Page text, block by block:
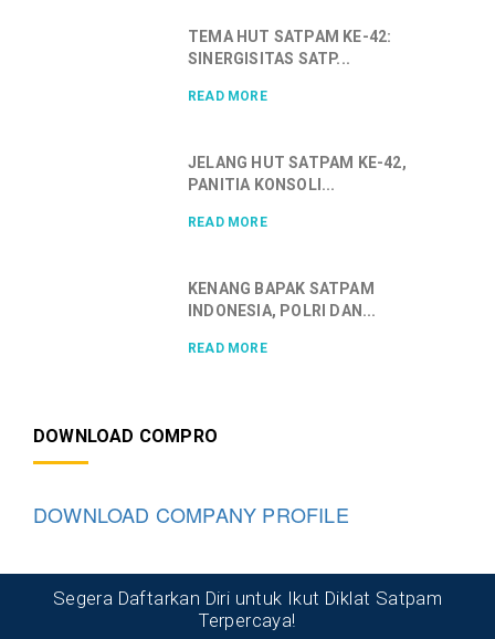
TEMA HUT SATPAM KE-42:
SINERGISITAS SATP...
READ MORE
JELANG HUT SATPAM KE-42,
PANITIA KONSOLI...
READ MORE
KENANG BAPAK SATPAM
INDONESIA, POLRI DAN...
READ MORE
DOWNLOAD COMPRO
DOWNLOAD COMPANY PROFILE
Segera Daftarkan Diri untuk Ikut Diklat Satpam
Terpercaya!